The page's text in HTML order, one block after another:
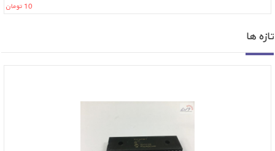
10 تومان
تازه ها